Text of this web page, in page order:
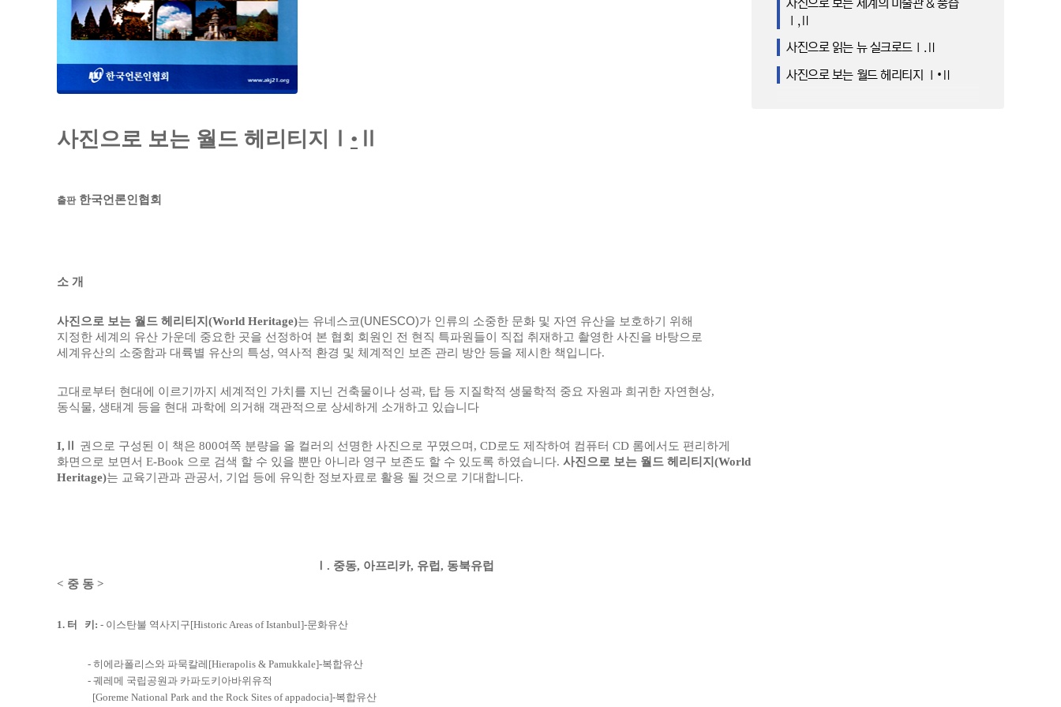
사진으로 보는 월드 헤리티지Ⅰ •
출판 한국언론인협회
소 개
사진으로 보는 월드 헤리티지 (World Heritage)는 유네스코(UNESCO)가 인류의 소중한 문화 및 자연 유산을 보호하기 위해
지정한 세계의 유산 가운데 중요한 곳을 선정하여 본 협회 회원인 전 현직 특파원들이 직접 취재하고 촬영한 사진을 바탕으로
세계유산의 소중함과 대륙별 유산의 특성, 역사적 환경 및 체계적인 보존 관리 방안 등을 제시한 책입니다.
고대로부터 현대에 이르기까지 세계적인 가치를 지닌 건축물이나 성곽, 탑 등 지질학적 생물학적 중요 자원과 희귀한 자연현상,
동식물, 생태계 등을 현대 과학에 의거해 객관적으로 상세하게 소개하고 있습니다
Ι,Ⅱ
권으로 구성된 이 책은 800여쪽 분량을 올 컬러의 선명한 사진으로 꾸몄으며, CD로도 제작하여 컴퓨터 CD 롬에서도 편리하게
화면으로 보면서 E-Book 으로 검색 할 수 있을 뿐만 아니라 영구 보존도 할 수 있도록 하였습니다. 사진으로 보는 월드 헤리티지 (World
Heritage)는 교육기관과 관공서, 기업 등에 유익한 정보자료로 활용 될 것으로 기대합니다.
Ⅰ. 중동, 아프리카, 유럽, 동북유럽
< 중 동 >
1. 터 키: - 이스탄불 역사지구[Historic Areas of Istanbul]-문화유산
- 히에라폴리스와 파묵칼레[Hierapolis & Pamukkale]-복합유산
- 궤레메 국립공원과 카파도키아바위유적
[Goreme National Park and the Rock Sites of appadocia]-복합유산
Ⅰ,Ⅱ
사진으로 읽는 뉴 실크로드Ⅰ.Ⅱ
사진으로 보는 월드 헤리티지 Ⅰ•Ⅱ